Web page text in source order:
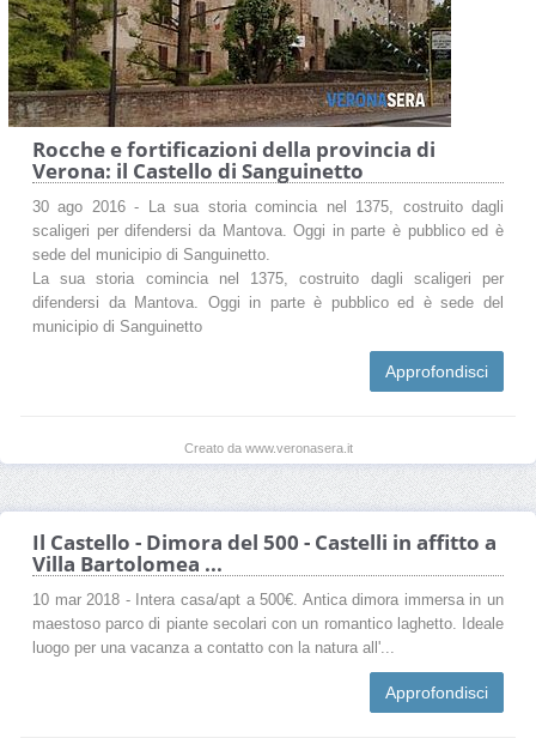
Rocche e fortificazioni della provincia di
Verona: il Castello di Sanguinetto
30 ago 2016 - La sua storia comincia nel 1375, costruito dagli
scaligeri per difendersi da Mantova. Oggi in parte è pubblico ed è
sede del municipio di Sanguinetto.
La sua storia comincia nel 1375, costruito dagli scaligeri per
difendersi da Mantova. Oggi in parte è pubblico ed è sede del
municipio di Sanguinetto
Approfondisci
Creato da www.veronasera.it
Il Castello - Dimora del 500 - Castelli in affitto a
Villa Bartolomea ...
10 mar 2018 - Intera casa/apt a 500€. Antica dimora immersa in un
maestoso parco di piante secolari con un romantico laghetto. Ideale
luogo per una vacanza a contatto con la natura all'...
Approfondisci